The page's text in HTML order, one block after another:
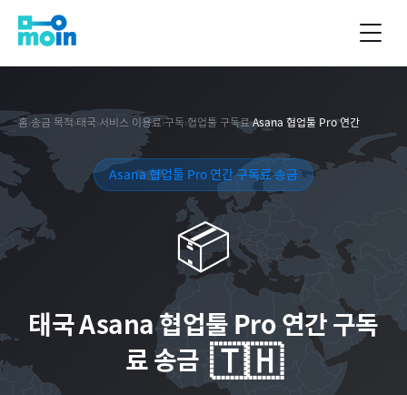
홈›송금 목적›태국›서비스 이용료›구독›협업툴 구독료›Asana 협업툴 Pro 연간
Asana 협업툴 Pro 연간 구독료 송금
📦
태국Asana 협업툴 Pro 연간 구독
료 송금 🇹🇭